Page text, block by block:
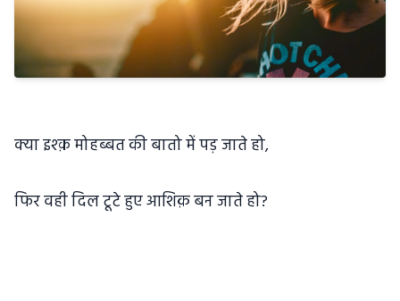
क्या इश्क़ मोहब्बत की बातो में पड़ जाते हो,
फिर वही दिल टूटे हुए आशिक़ बन जाते हो?